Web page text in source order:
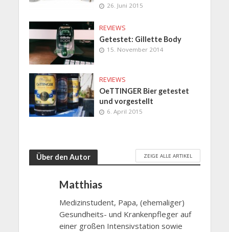
26. Juni 2015
REVIEWS
Getestet: Gillette Body
15. November 2014
REVIEWS
OeTTINGER Bier getestet
und vorgestellt
6. April 2015
Über den Autor ZEIGE ALLE ARTIKEL
Matthias
Medizinstudent, Papa, (ehemaliger)
Gesundheits- und Krankenpfleger auf
einer großen Intensivstation sowie